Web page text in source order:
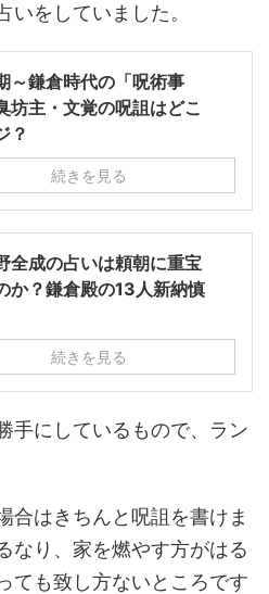
いをしていました。
～鎌倉時代の「呪術事
坊主・文覚の呪詛はどこ
？
続きを見る
全成の占いは頼朝に重宝
か？鎌倉殿の13人新納慎
続きを見る
手にしているもので、ラン
合はきちんと呪詛を書けま
なり、家を燃やす方がはる
ても致し方ないところです